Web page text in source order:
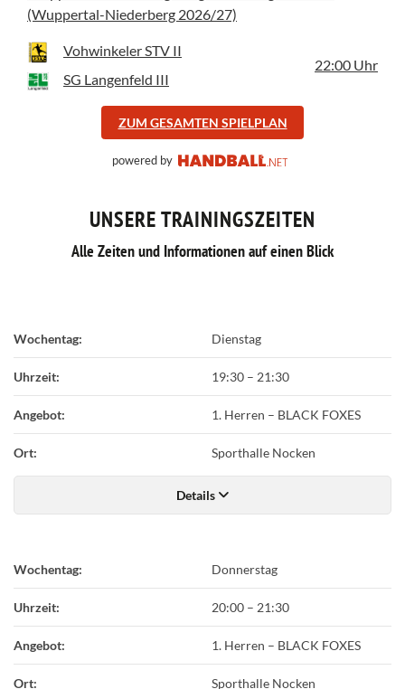
(Wuppertal-Niederberg 2026/27)
Vohwinkeler STV II
SG Langenfeld III
22:00 Uhr
ZUM GESAMTEN SPIELPLAN
powered by
UNSERE TRAININGSZEITEN
Alle Zeiten und Informationen auf einen Blick
Wochentag: Dienstag
Uhrzeit: 19:30 – 21:30
Angebot: 1. Herren – BLACK FOXES
Ort: Sporthalle Nocken
Details
Wochentag: Donnerstag
Uhrzeit: 20:00 – 21:30
Angebot: 1. Herren – BLACK FOXES
Ort: Sporthalle Nocken